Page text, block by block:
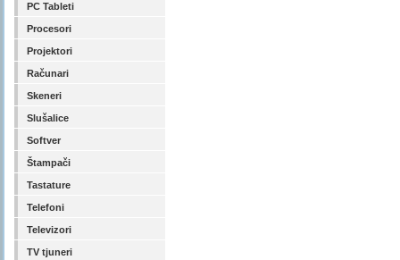
PC Tableti
Procesori
Projektori
Računari
Skeneri
Slušalice
Softver
Štampači
Tastature
Telefoni
Televizori
TV tjuneri